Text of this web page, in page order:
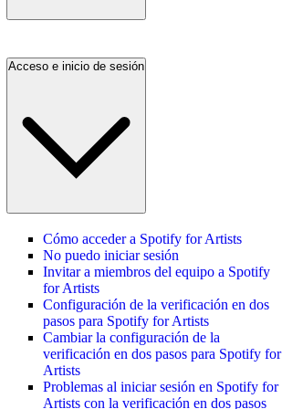
Acceso e inicio de sesión
Cómo acceder a Spotify for Artists
No puedo iniciar sesión
Invitar a miembros del equipo a Spotify
for Artists
Configuración de la verificación en dos
pasos para Spotify for Artists
Cambiar la configuración de la
verificación en dos pasos para Spotify for
Artists
Problemas al iniciar sesión en Spotify for
Artists con la verificación en dos pasos